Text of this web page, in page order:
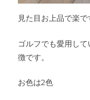
見た目お上品で楽で
ゴルフでも愛用し
徴です。
お色は2色